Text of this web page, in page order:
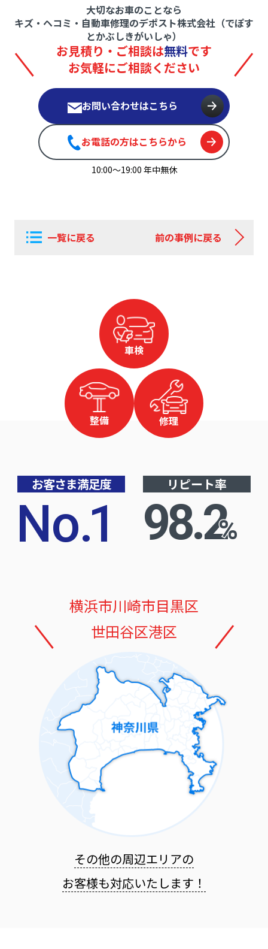
大切なお車のことなら
キズ・ヘコミ・自動車修理のデポスト株式会社（でぽす
とかぶしきがいしゃ）
お見積り・ご相談は無料です
お気軽にご相談ください
お問い合わせはこちら
お電話の方はこちらから
10:00〜19:00 年中無休
一覧に戻る 前の事例に戻る
車検
整備 修理
お客さま満足度
No.1
リピート率
98.2%
その他の周辺エリアの
お客様も対応いたします！
横浜市川崎市目黒区
世田谷区港区